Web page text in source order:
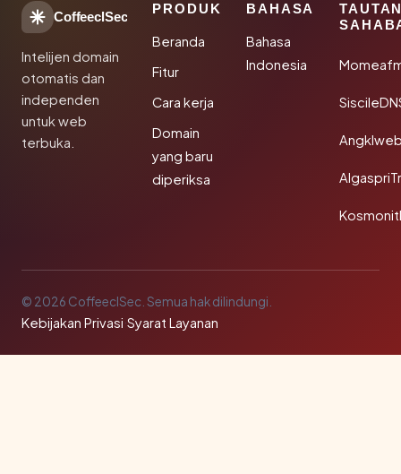
CoffeeclSec
Intelijen domain
otomatis dan
independen
untuk web
terbuka.
PRODUK
Beranda
Fitur
Cara kerja
Domain
yang baru
diperiksa
BAHASA
Bahasa
Indonesia
© 2026 CoffeeclSec. Semua hak dilindungi.
Kebijakan Privasi·Syarat Layanan